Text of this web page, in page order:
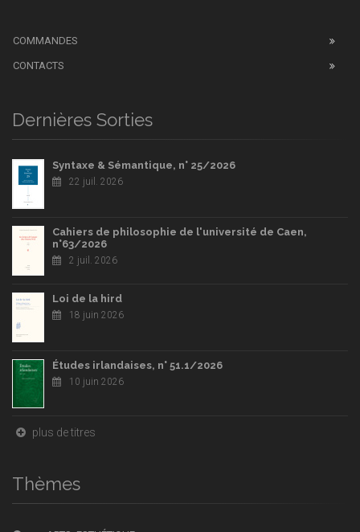
COMMANDES
CONTACTS
Dernières Sorties
Syntaxe & Sémantique, n° 25/2026
22 juil. 2026
Cahiers de philosophie de l'université de Caen,
n°63/2026
2 juil. 2026
Loi de la hird
18 juin 2026
Études irlandaises, n° 51.1/2026
10 juin 2026
plus de titres
Thèmes